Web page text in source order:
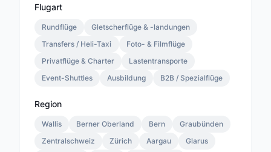
Berner Stadtrundflug
Berner-Altstadt-Flug
Bernina-Gletscherflug
Bietschhorn-Region
Eiger-Mönch-Jungfrau
Gourmet Special
Gourmet Standard
Lauterbrunnen 13 Min.
Flugart
Rundflüge
Gletscherflüge & -landungen
Transfers / Heli-Taxi
Foto- & Filmflüge
Privatflüge & Charter
Lastentransporte
Event-Shuttles
Ausbildung B2B / Spezialflüge
Region
Wallis Berner Oberland Bern
Graubünden
Zentralschweiz
Zürich Aargau
Glarus